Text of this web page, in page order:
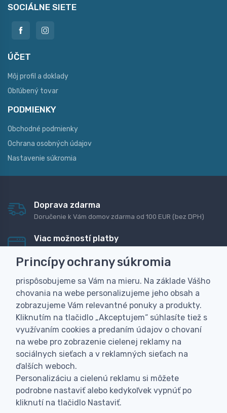
SOCIÁLNE SIETE
ÚČET
Môj profil a doklady
Obľúbený tovar
PODMIENKY
Obchodné podmienky
Ochrana osobných údajov
Nastavenie súkromia
Doprava zdarma
Doručenie k Vám domov zdarma od 100 EUR (bez DPH)
Viac možností platby
dobierku
Personalizácia
Vyrobíme Vám vlastný originálny darček
Skúsenosť
Široký sortiment, z ktorého Vám pomôžeme vybrať
Princípy ochrany súkromia
prispôsobujeme sa Vám na mieru. Na základe Vášho
chovania na webe personalizujeme jeho obsah a
zobrazujeme Vám relevantné ponuky a produkty.
Kliknutím na tlačidlo „Akceptujem“ súhlasíte tiež s
využívaním cookies a predaním údajov o chovaní
na webe pro zobrazenie cielenej reklamy na
sociálnych sieťach a v reklamných sieťach na
ďalších weboch.
Personalizáciu a cielenú reklamu si môžete
podrobne nastaviť alebo kedykoľvek vypnúť po
kliknutí na tlačidlo Nastaviť.